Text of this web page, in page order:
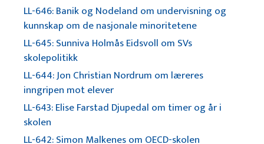
LL-646: Banik og Nodeland om undervisning og
kunnskap om de nasjonale minoritetene
LL-645: Sunniva Holmås Eidsvoll om SVs
skolepolitikk
LL-644: Jon Christian Nordrum om læreres
inngripen mot elever
LL-643: Elise Farstad Djupedal om timer og år i
skolen
LL-642: Simon Malkenes om OECD-skolen